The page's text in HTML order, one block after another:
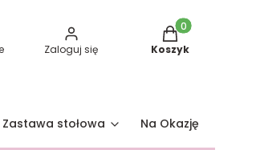
Zaloguj się
Produkty w
Koszyk
Zastawa stołowa Na Okazję